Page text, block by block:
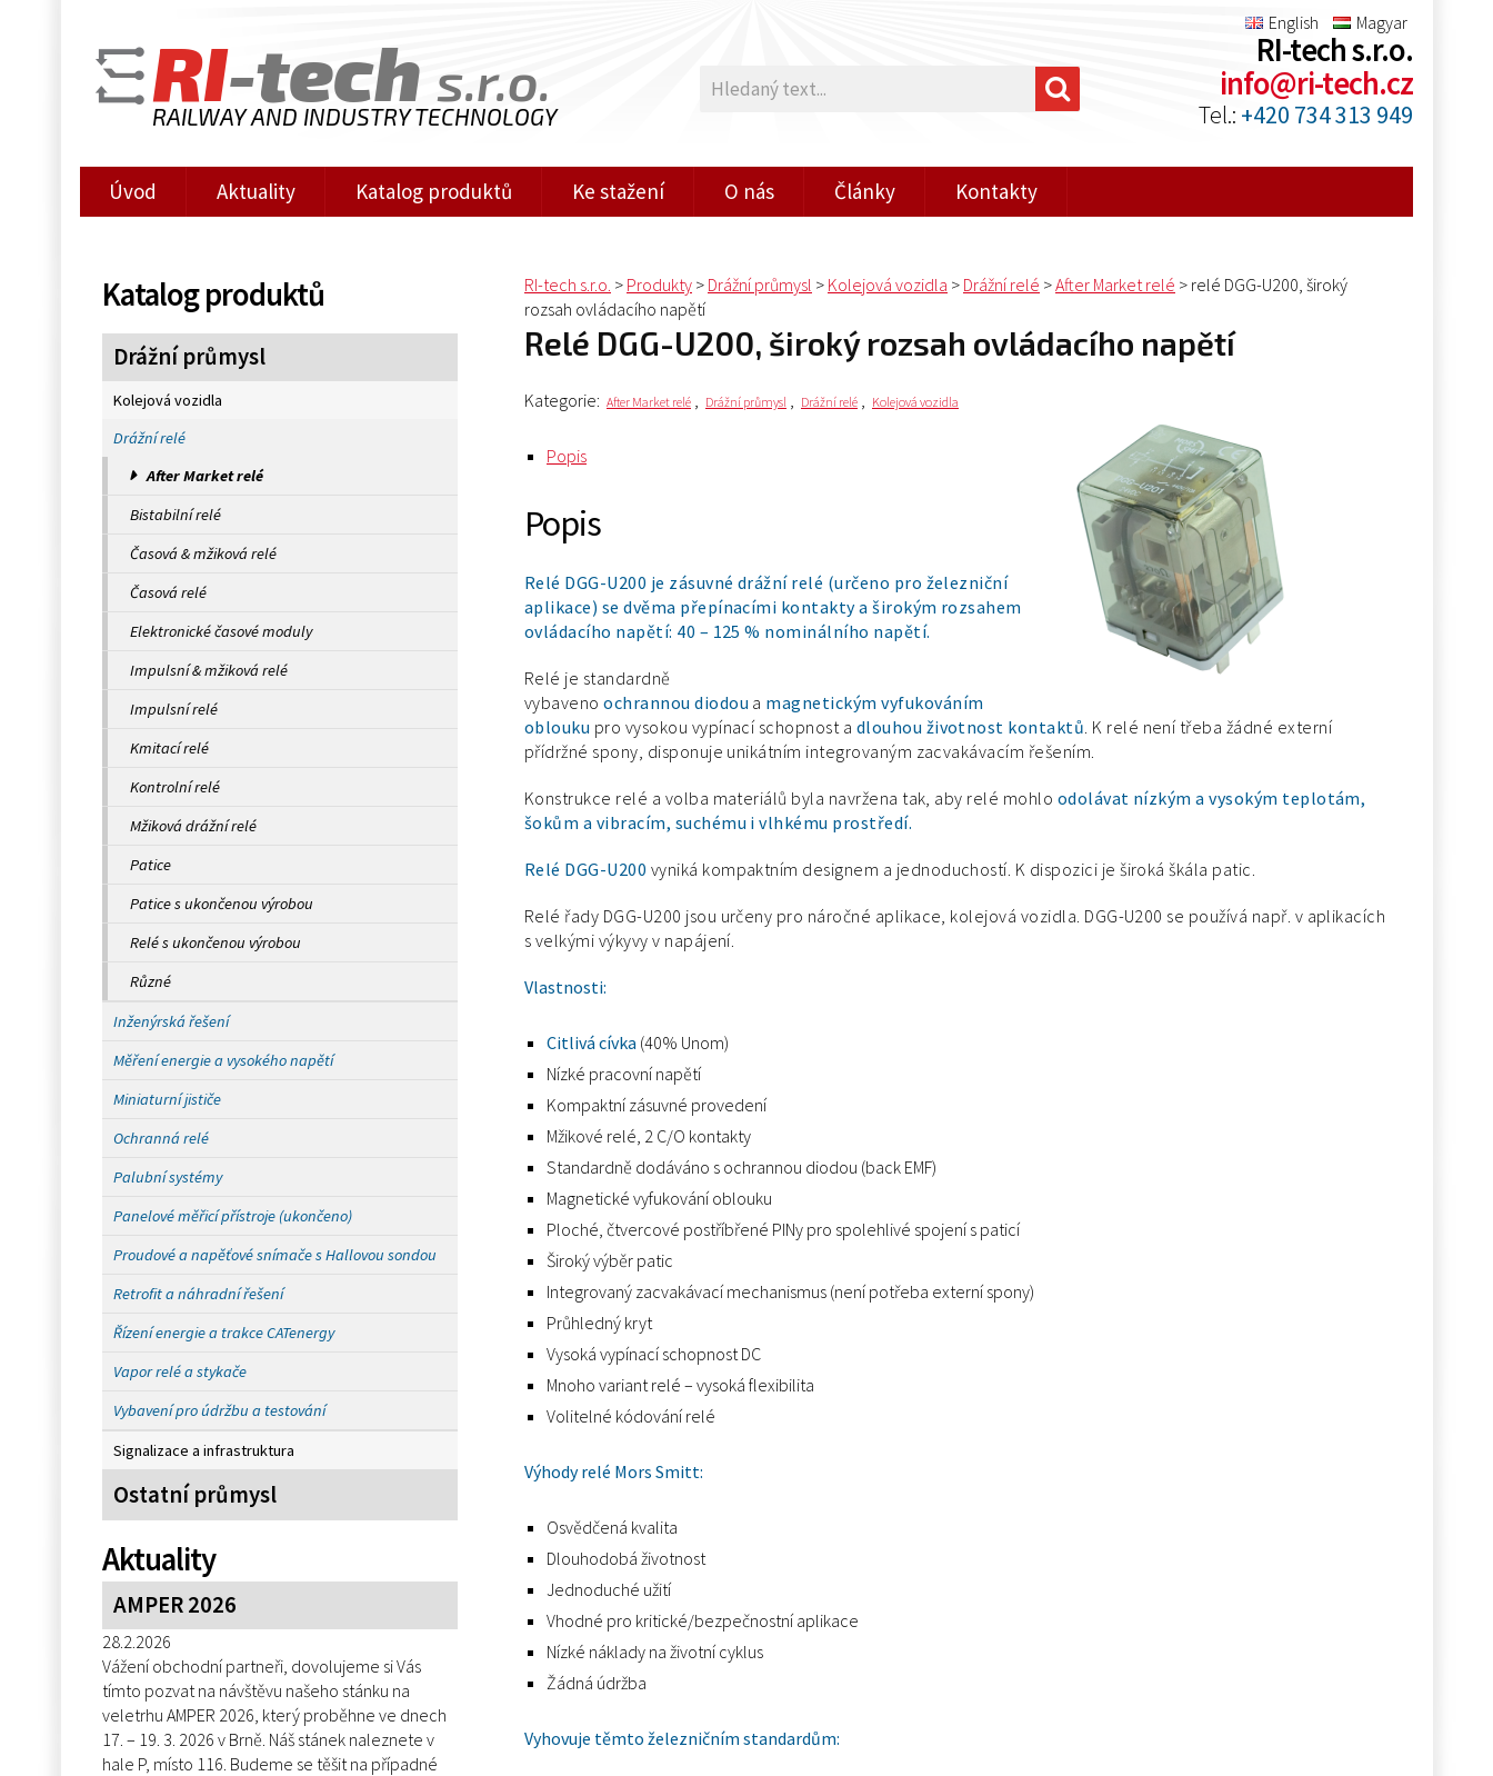
English Magyar
RI-tech s.r.o.
RAILWAY AND INDUSTRY TECHNOLOGY
RI-tech s.r.o.
info@ri-tech.cz
Tel.: +420 734 313 949
Úvod Aktuality Katalog produktů Ke stažení O nás Články Kontakty
Katalog produktů
Drážní průmysl
Kolejová vozidla
Drážní relé
After Market relé
Bistabilní relé
Časová & mžiková relé
Časová relé
Elektronické časové moduly
Impulsní & mžiková relé
Impulsní relé
Kmitací relé
Kontrolní relé
Mžiková drážní relé
Patice
Patice s ukončenou výrobou
Relé s ukončenou výrobou
Různé
Inženýrská řešení
Měření energie a vysokého napětí
Miniaturní jističe
Ochranná relé
Palubní systémy
Panelové měřicí přístroje (ukončeno)
Proudové a napěťové snímače s Hallovou sondou
Retrofit a náhradní řešení
Řízení energie a trakce CATenergy
Vapor relé a stykače
Vybavení pro údržbu a testování
Signalizace a infrastruktura
Ostatní průmysl
Aktuality
AMPER 2026
28.2.2026
Vážení obchodní partneři, dovolujeme si Vás
tímto pozvat na návštěvu našeho stánku na
veletrhu AMPER 2026, který proběhne ve dnech
17. – 19. 3. 2026 v Brně. Náš stánek naleznete v
hale P, místo 116. Budeme se těšit na případné
RI-tech s.r.o. > Produkty > Drážní průmysl > Kolejová vozidla > Drážní relé >After Market relé > relé DGG-U200, široký
rozsah ovládacího napětí
relé DGG-U200, široký rozsah ovládacího napětí
Kategorie: After Market relé , Drážní průmysl , Drážní relé , Kolejová vozidla
Popis
Popis
Relé DGG-U200 je zásuvné drážní relé (určeno pro železniční
aplikace) se dvěma přepínacími kontakty a širokým rozsahem
ovládacího napětí: 40 – 125 % nominálního napětí.
Relé je standardně
vybavenoochrannou diodou a magnetickým vyfukováním
oblouku pro vysokou vypínací schopnost a dlouhou životnost kontaktů. K relé není třeba žádné externí
přídržné spony, disponuje unikátním integrovaným zacvakávacím řešením.
Konstrukce relé a volba materiálů byla navržena tak, aby relé mohlo odolávat nízkým a vysokým teplotám,
šokům a vibracím, suchému i vlhkému prostředí.
Relé DGG-U200 vyniká kompaktním designem a jednoduchostí. K dispozici je široká škála patic.
Relé řady DGG-U200 jsou určeny pro náročné aplikace, kolejová vozidla. DGG-U200 se používá např. v aplikacích
s velkými výkyvy v napájení.
Vlastnosti:
Citlivá cívka (40% Unom)
Nízké pracovní napětí
Kompaktní zásuvné provedení
Mžikové relé, 2 C/O kontakty
Standardně dodáváno s ochrannou diodou (back EMF)
Magnetické vyfukování oblouku
Ploché, čtvercové postříbřené PINy pro spolehlivé spojení s paticí
Široký výběr patic
Integrovaný zacvakávací mechanismus (není potřeba externí spony)
Průhledný kryt
Vysoká vypínací schopnost DC
Mnoho variant relé – vysoká flexibilita
Volitelné kódování relé
Výhody relé Mors Smitt:
Osvědčená kvalita
Dlouhodobá životnost
Jednoduché užití
Vhodné pro kritické/bezpečnostní aplikace
Nízké náklady na životní cyklus
Žádná údržba
Vyhovuje těmto železničním standardům: